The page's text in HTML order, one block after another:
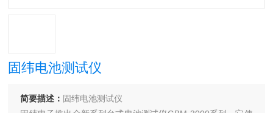
固纬电池测试仪
简要描述： 固纬电池测试仪